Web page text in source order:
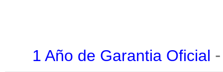
1 Año de Garantia Oficial